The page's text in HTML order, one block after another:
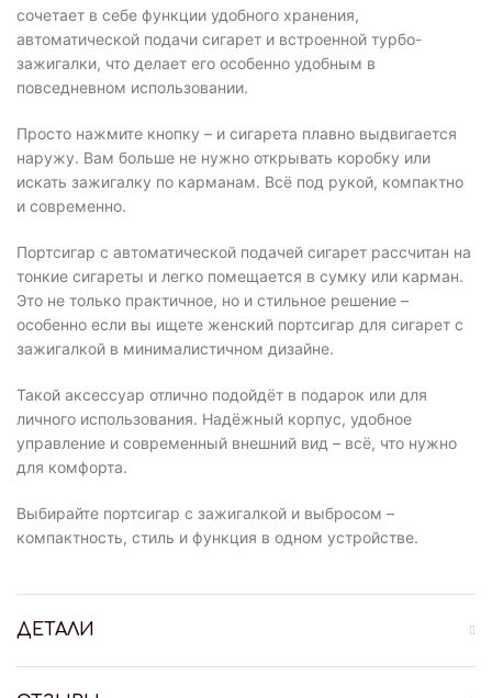
сочетает в себе функции удобного хранения,
автоматической подачи сигарет и встроенной турбо-
зажигалки, что делает его особенно удобным в
повседневном использовании.
Просто нажмите кнопку – и сигарета плавно выдвигается
наружу. Вам больше не нужно открывать коробку или
искать зажигалку по карманам. Всё под рукой, компактно
и современно.
Портсигар с автоматической подачей сигарет рассчитан на
тонкие сигареты и легко помещается в сумку или карман.
Это не только практичное, но и стильное решение –
особенно если вы ищете женский портсигар для сигарет с
зажигалкой в минималистичном дизайне.
Такой аксессуар отлично подойдёт в подарок или для
личного использования. Надёжный корпус, удобное
управление и современный внешний вид – всё, что нужно
для комфорта.
Выбирайте портсигар с зажигалкой и выбросом –
компактность, стиль и функция в одном устройстве.
ДЕТАЛИ